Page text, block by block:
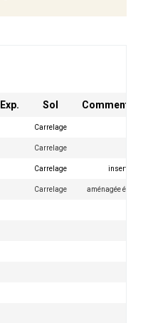
Exp. Sol
Carrelage
Carrelage
Carrelage insert
Carrelage aménagée